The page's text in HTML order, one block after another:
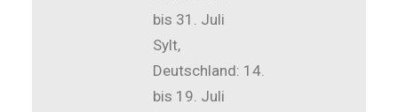
bis 31. Juli
Sylt,
Deutschland: 14.
bis 19. Juli